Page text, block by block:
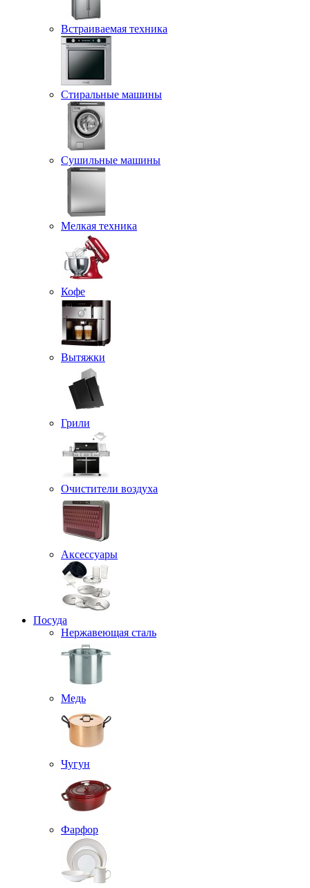
Встраиваемая техника
Стиральные машины
Сушильные машины
Мелкая техника
Кофе
Вытяжки
Грили
Очистители воздуха
Аксессуары
Посуда
Нержавеющая сталь
Медь
Чугун
Фарфор